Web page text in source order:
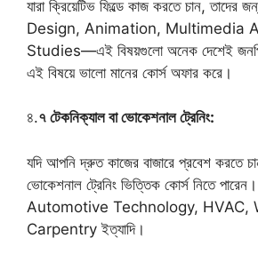
যারা ক্রিয়েটিভ ফিল্ডে কাজ করতে চান,
Design, Animation, Multimedia
Studies—এই বিষয়গুলো অনেক দেশেই
এই বিষয়ে ভালো মানের কোর্স অফার করে।
৪.৭ টেকনিক্যাল বা ভোকেশনাল ট্রেনিং:
যদি আপনি দ্রুত কাজের বাজারে প্রবেশ করতে
ভোকেশনাল ট্রেনিং ভিত্তিক কোর্স নিতে
Automotive Technology, HVAC,
Carpentry ইত্যাদি।